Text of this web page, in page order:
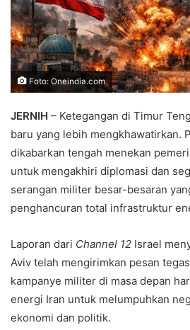
Foto: Oneindia.com
JERNIH – Ketegangan di Timur
baru yang lebih mengkhawatirkan.
dikabarkan tengah menekan
untuk mengakhiri diplomasi dan
serangan militer besar-besaran
penghancuran total infrastruktur
Laporan dari Channel 12 Israel
Aviv telah mengirimkan pesan
kampanye militer di masa depan
energi Iran untuk melumpuhkan
ekonomi dan politik.